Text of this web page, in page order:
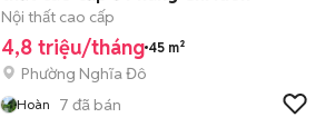
Nội thất cao cấp
4,8 triệu/tháng 45 m²
Phường Nghĩa Đô
Hoàn 7 đã bán